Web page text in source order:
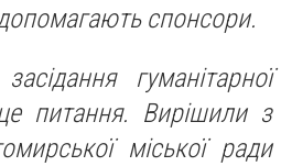
спонсори.
гуманітарної
це питання. Вирішили з
міської ради